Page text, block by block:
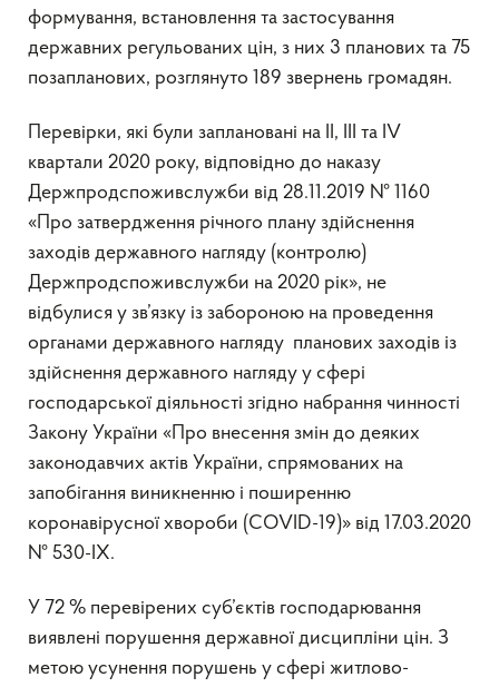
формування, встановлення та застосування
державних регульованих цін, з них 3 планових та 75
позапланових, розглянуто 189 звернень громадян.
Перевірки, які були заплановані на ІІ, ІІІ та IV
квартали 2020 року, відповідно до наказу
Держпродспоживслужби від 28.11.2019 № 1160
«Про затвердження річного плану здійснення
заходів державного нагляду (контролю)
Держпродспоживслужби на 2020 рік», не
відбулися у зв’язку із забороною на проведення
органами державного нагляду планових заходів із
здійснення державного нагляду у сфері
господарської діяльності згідно набрання чинності
Закону України «Про внесення змін до деяких
законодавчих актів України, спрямованих на
запобігання виникненню і поширенню
коронавірусної хвороби (COVID-19)» від 17.03.2020
№ 530-ІХ.
У 72 % перевірених суб’єктів господарювання
виявлені порушення державної дисципліни цін. З
метою усунення порушень у сфері житлово-